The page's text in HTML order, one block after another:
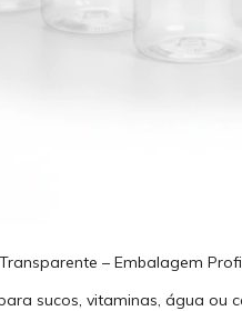
– Embalagem
sucos, vitaminas, água ou